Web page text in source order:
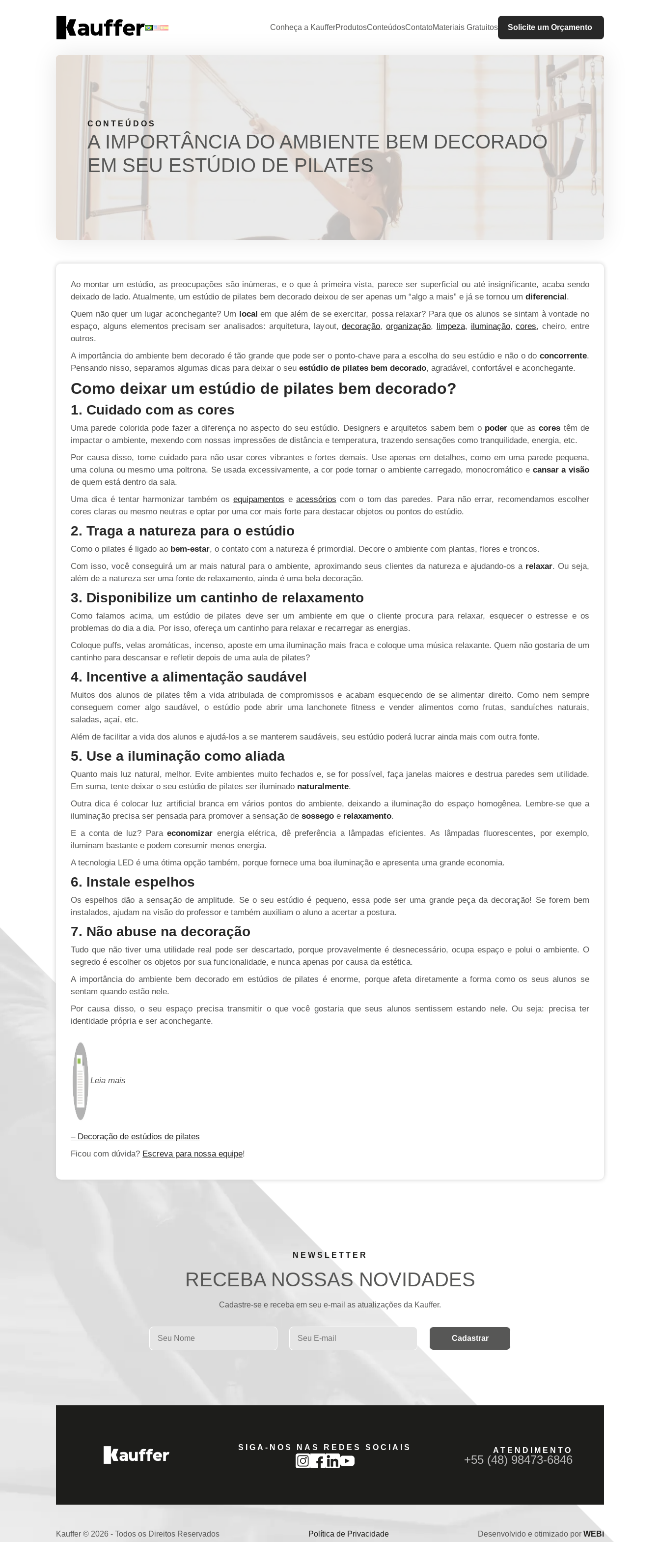
Contato
Materiais Gratuitos
Solicite um Orçamento
Conheça a KaufferProdutosConteúdosContatoMateriais Gratuitos Solicite um Orçamento
CONTEÚDOS
A IMPORTÂNCIA DO AMBIENTE BEM DECORADO
EM SEU ESTÚDIO DE PILATES
Ao montar um estúdio, as preocupações são inúmeras, e o que à primeira vista, parece ser superficial ou até insignificante, acaba sendo
deixado de lado. Atualmente, um estúdio de pilates bem decorado deixou de ser apenas um “algo a mais” e já se tornou um diferencial.
Quem não quer um lugar aconchegante? Um local em que além de se exercitar, possa relaxar? Para que os alunos se sintam à vontade no
espaço, alguns elementos precisam ser analisados: arquitetura, layout,decoração,organização, limpeza, iluminação,cores, cheiro, entre
outros.
A importância do ambiente bem decorado é tão grande que pode ser o ponto-chave para a escolha do seu estúdio e não o do concorrente.
Pensando nisso, separamos algumas dicas para deixar o seu estúdio de pilates bem decorado, agradável, confortável e aconchegante.
Como deixar um estúdio de pilates bem decorado?
1. Cuidado com as cores
Uma parede colorida pode fazer a diferença no aspecto do seu estúdio. Designers e arquitetos sabem bem o poder que ascores têm de
impactar o ambiente, mexendo com nossas impressões de distância e temperatura, trazendo sensações como tranquilidade, energia, etc.
Por causa disso, tome cuidado para não usar cores vibrantes e fortes demais. Use apenas em detalhes, como em uma parede pequena,
uma coluna ou mesmo uma poltrona. Se usada excessivamente, a cor pode tornar o ambiente carregado, monocromático e cansar a visão
de quem está dentro da sala.
Uma dica é tentar harmonizar também osequipamentos e acessórios com o tom das paredes. Para não errar, recomendamos escolher
cores claras ou mesmo neutras e optar por uma cor mais forte para destacar objetos ou pontos do estúdio.
2. Traga a natureza para o estúdio
Como o pilates é ligado ao bem-estar, o contato com a natureza é primordial. Decore o ambiente com plantas, flores e troncos.
Com isso, você conseguirá um ar mais natural para o ambiente, aproximando seus clientes da natureza e ajudando-os a relaxar. Ou seja,
além de a natureza ser uma fonte de relaxamento, ainda é uma bela decoração.
3. Disponibilize um cantinho de relaxamento
Como falamos acima, um estúdio de pilates deve ser um ambiente em que o cliente procura para relaxar, esquecer o estresse e os
problemas do dia a dia. Por isso, ofereça um cantinho para relaxar e recarregar as energias.
Coloque puffs, velas aromáticas, incenso, aposte em uma iluminação mais fraca e coloque uma música relaxante. Quem não gostaria de um
cantinho para descansar e refletir depois de uma aula de pilates?
4. Incentive a alimentação saudável
Muitos dos alunos de pilates têm a vida atribulada de compromissos e acabam esquecendo de se alimentar direito. Como nem sempre
conseguem comer algo saudável, o estúdio pode abrir uma lanchonete fitness e vender alimentos como frutas, sanduíches naturais,
saladas, açaí, etc.
Além de facilitar a vida dos alunos e ajudá-los a se manterem saudáveis, seu estúdio poderá lucrar ainda mais com outra fonte.
5. Use a iluminação como aliada
Quanto mais luz natural, melhor. Evite ambientes muito fechados e, se for possível, faça janelas maiores e destrua paredes sem utilidade.
Em suma, tente deixar o seu estúdio de pilates ser iluminado naturalmente.
Outra dica é colocar luz artificial branca em vários pontos do ambiente, deixando a iluminação do espaço homogênea. Lembre-se que a
iluminação precisa ser pensada para promover a sensação de sossego e relaxamento.
E a conta de luz? Para economizar energia elétrica, dê preferência a lâmpadas eficientes. As lâmpadas fluorescentes, por exemplo,
iluminam bastante e podem consumir menos energia.
A tecnologia LED é uma ótima opção também, porque fornece uma boa iluminação e apresenta uma grande economia.
6. Instale espelhos
Os espelhos dão a sensação de amplitude. Se o seu estúdio é pequeno, essa pode ser uma grande peça da decoração! Se forem bem
instalados, ajudam na visão do professor e também auxiliam o aluno a acertar a postura.
7. Não abuse na decoração
Tudo que não tiver uma utilidade real pode ser descartado, porque provavelmente é desnecessário, ocupa espaço e polui o ambiente. O
segredo é escolher os objetos por sua funcionalidade, e nunca apenas por causa da estética.
A importância do ambiente bem decorado em estúdios de pilates é enorme, porque afeta diretamente a forma como os seus alunos se
sentam quando estão nele.
Por causa disso, o seu espaço precisa transmitir o que você gostaria que seus alunos sentissem estando nele. Ou seja: precisa ter
identidade própria e ser aconchegante.
Leia mais
– Decoração de estúdios de pilates
Ficou com dúvida? Escreva para nossa equipe!
NEWSLETTER
RECEBA NOSSAS NOVIDADES
Cadastre-se e receba em seu e-mail as atualizações da Kauffer.
SIGA-NOS NAS REDES SOCIAIS ATENDIMENTO
+55 (48) 98473-6846
Kauffer © 2026 - Todos os Direitos Reservados Política de Privacidade Desenvolvido e otimizado por WEBi